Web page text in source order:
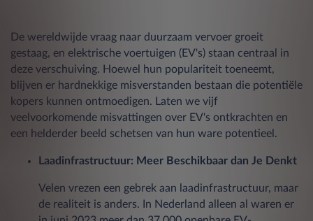
De wereldwijde vraag naar duurzaam vervoer groeit
gestaag, en elektrische voertuigen (EV's) staan centraal in
deze verschuiving. Hoewel hun populariteit toeneemt,
blijven er hardnekkige misverstanden bestaan die potentiële
kopers kunnen ontmoedigen. Laten we vijf
veelvoorkomende misvattingen over EV's ontkrachten en
een helderder beeld schetsen van hun ware potentieel.
Laadinfrastructuur: Meer Beschikbaar dan Je Denkt
Velen vrezen een gebrek aan laadinfrastructuur, maar
de realiteit is anders. In Nederland alleen al waren er